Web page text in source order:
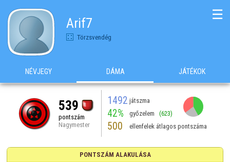
Arif7
Törzsvendég
☰
NÉVJEGY DÁMA JÁTÉKOK
539
pontszám
Nagymester
1492 játszma
42% győzelem (623)
500 ellenfelek átlagos pontszáma
PONTSZÁM ALAKULÁSA